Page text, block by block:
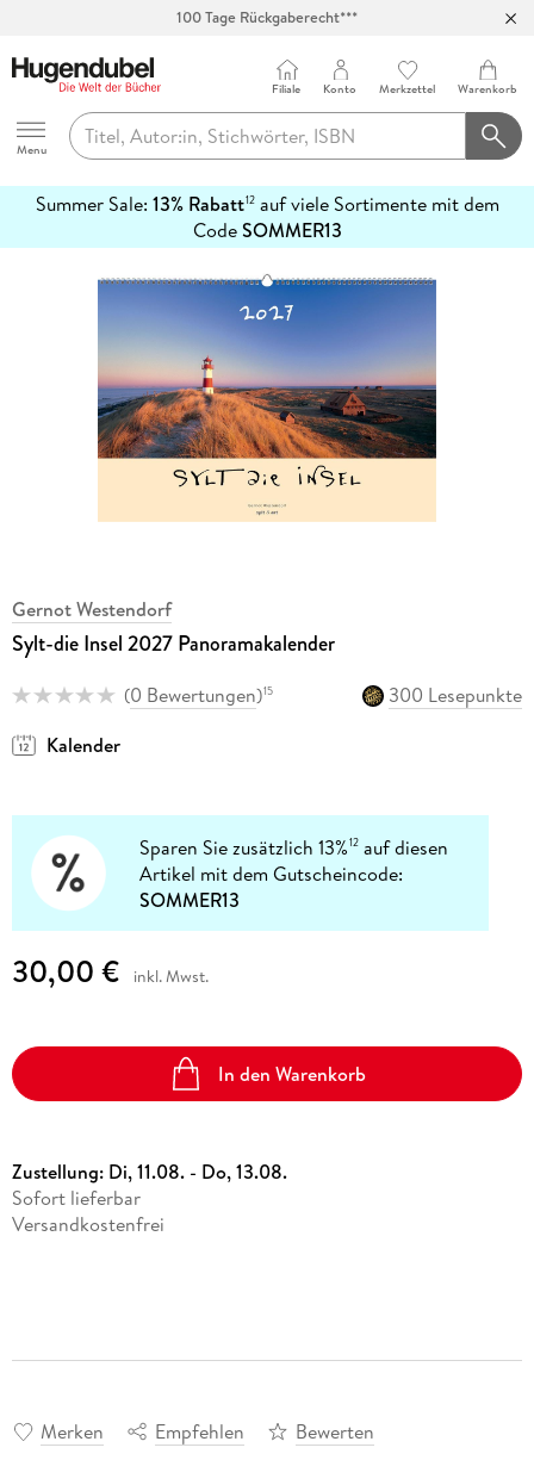
100 Tage Rückgaberecht***
Hugendubel
Menu
Filiale Konto Merkzettel Warenkorb
Summer Sale: 13% Rabatt12auf viele Sortimente mit dem
CodeSOMMER13
erfahren
Gernot Westendorf
Sylt-die Insel 2027 Panoramakalender
(0 Bewertungen)15
300 Lesepunkte
Kalender
Sparen Sie zusätzlich 13%12 auf diesen
Artikel mit dem Gutscheincode:
SOMMER13
30,00 € inkl. Mwst.
In den Warenkorb
Zustellung: Di, 11.08. - Do, 13.08.
Sofort lieferbar
Versandkostenfrei
Merken Empfehlen Bewerten